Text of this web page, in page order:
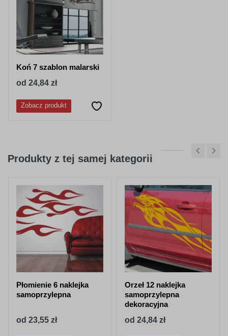
050
granatowy
056
pastelowy-
niebieski
057
drogowy-
niebieski
jasny
zielony
pastelowy
zielony
Koń 7 szablon malarski
od 24,84 zł
Zobacz produkt
Produkty z tej samej kategorii
Płomienie 6 naklejka
samoprzylepna
od 23,55 zł
Orzeł 12 naklejka
samoprzylepna
dekoracyjna
od 24,84 zł